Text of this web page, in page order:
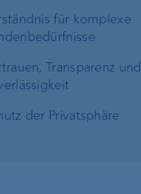
für komplexe
Transparenz und
der Privatsphäre